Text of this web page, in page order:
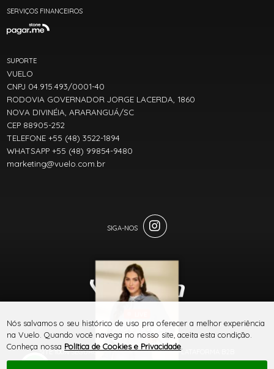
SERVIÇOS FINANCEIROS
SITE 100% SEGURO PLATAFORMA B2B
SUPORTE
VUELO
CNPJ 04.915.493/0001-40
RODOVIA GOVERNADOR JORGE LACERDA, 1860
NOVA DIVINÉIA, ARARANGUÁ/SC
CEP 88905-252
TELEFONE +55 (48) 3522-1894
WHATSAPP +55 (48) 99854-9480
marketing@vuelo.com.br
® TODOS DIREITOS RESERVADOS
MANUAL DO JEANS
VUELO
Nós salvamos o seu histórico de uso pra oferecer a melhor experiência
na Vuelo. Quando você navega no nosso site, aceita esta condição.
Conheça nossa Política de Cookies e Privacidade